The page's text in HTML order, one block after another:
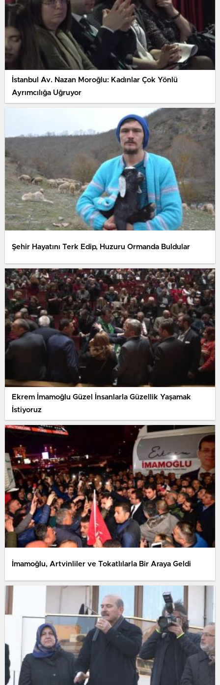
İstanbul Av. Nazan Moroğlu: Kadınlar Çok Yönlü
Ayrımcılığa Uğruyor
Şehir Hayatını Terk Edip, Huzuru Ormanda Buldular
Ekrem İmamoğlu Güzel İnsanlarla Güzellik Yaşamak
İstiyoruz
İmamoğlu, Artvinliler ve Tokatlılarla Bir Araya Geldi